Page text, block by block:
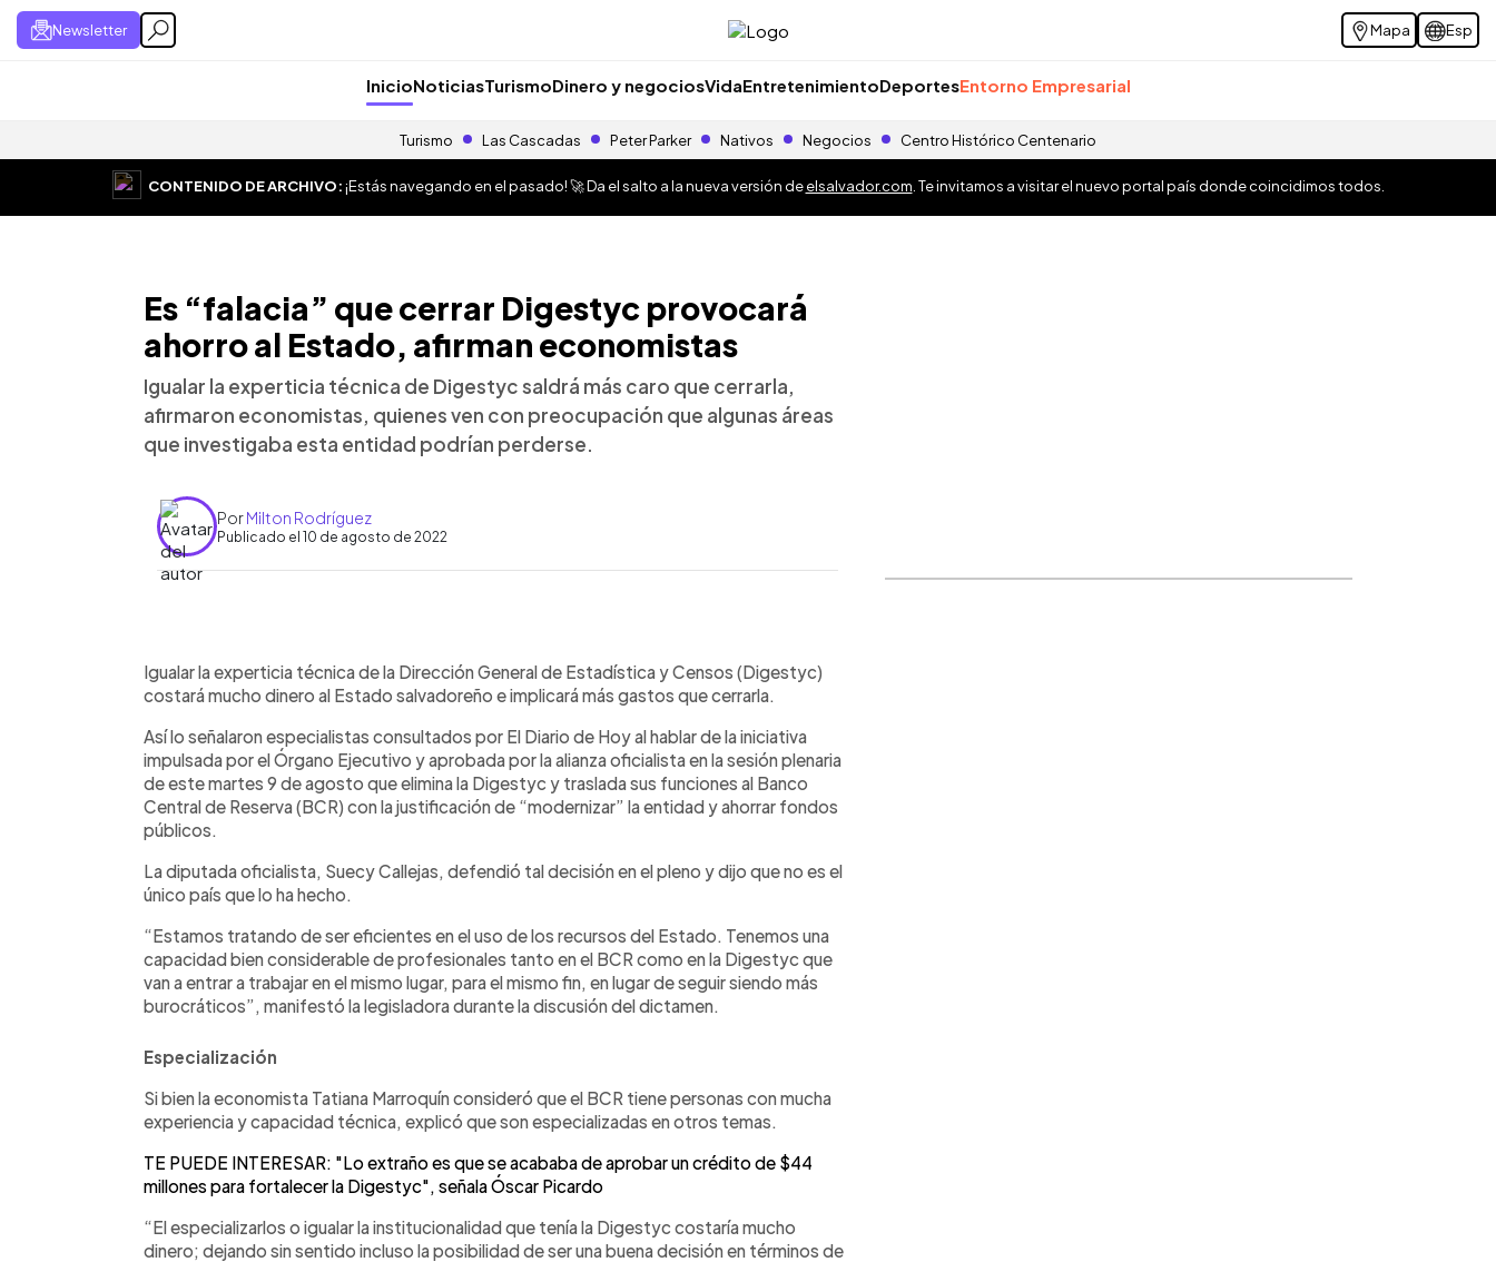
Newsletter Mapa Esp
InicioNoticiasTurismoDinero y negociosVidaEntretenimientoDeportesEntorno Empresarial
Turismo Las Cascadas Peter Parker Nativos Negocios Centro Histórico Centenario
CONTENIDO DE ARCHIVO:¡Estás navegando en el pasado! 🚀 Da el salto a la nueva versión deelsalvador.com . Te invitamos a visitar el nuevo portal país donde coincidimos todos.
Es “falacia” que cerrar Digestyc provocará
ahorro al Estado, afirman economistas
Igualar la experticia técnica de Digestyc saldrá más caro que cerrarla,
afirmaron economistas, quienes ven con preocupación que algunas áreas
que investigaba esta entidad podrían perderse.
PorMilton Rodríguez
Publicado el 10 de agosto de 2022
Escuchar artículo
Igualar la experticia técnica de la Dirección General de Estadística y Censos (Digestyc)
costará mucho dinero al Estado salvadoreño e implicará más gastos que cerrarla.
Así lo señalaron especialistas consultados por El Diario de Hoy al hablar de la iniciativa
impulsada por el Órgano Ejecutivo y aprobada por la alianza oficialista en la sesión plenaria
de este martes 9 de agosto que elimina la Digestyc y traslada sus funciones al Banco
Central de Reserva (BCR) con la justificación de “modernizar” la entidad y ahorrar fondos
públicos.
La diputada oficialista, Suecy Callejas, defendió tal decisión en el pleno y dijo que no es el
único país que lo ha hecho.
“Estamos tratando de ser eficientes en el uso de los recursos del Estado. Tenemos una
capacidad bien considerable de profesionales tanto en el BCR como en la Digestyc que
van a entrar a trabajar en el mismo lugar, para el mismo fin, en lugar de seguir siendo más
burocráticos”, manifestó la legisladora durante la discusión del dictamen.
Especialización
Si bien la economista Tatiana Marroquín consideró que el BCR tiene personas con mucha
experiencia y capacidad técnica, explicó que son especializadas en otros temas.
TE PUEDE INTERESAR: "Lo extraño es que se acababa de aprobar un crédito de $44
millones para fortalecer la Digestyc", señala Óscar Picardo
“El especializarlos o igualar la institucionalidad que tenía la Digestyc costaría mucho
dinero; dejando sin sentido incluso la posibilidad de ser una buena decisión en términos de